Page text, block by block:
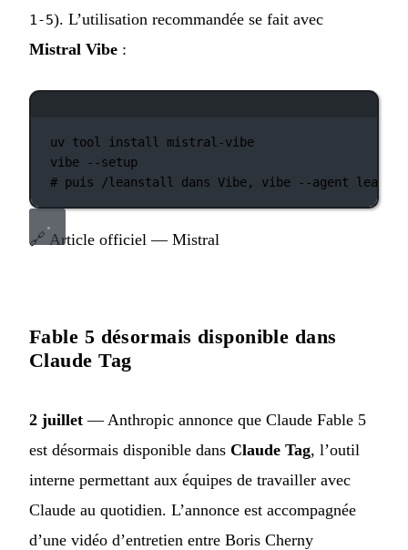
1-5). L’utilisation recommandée se fait avec
Mistral Vibe :
uv tool install
mistral-vibe
vibe
--setup
# puis /leanstall dans Vibe, vibe --agent lean
🔗 Article officiel — Mistral
Fable 5 désormais disponible dans
Claude Tag
2 juillet — Anthropic annonce que Claude Fable 5
est désormais disponible dans Claude Tag, l’outil
interne permettant aux équipes de travailler avec
Claude au quotidien. L’annonce est accompagnée
d’une vidéo d’entretien entre Boris Cherny